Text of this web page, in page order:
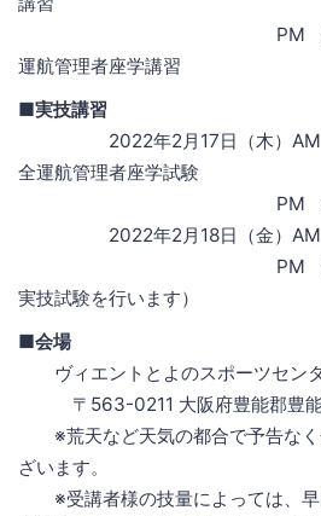
PM 無人航空機
運航管理者座学講習
■実技講習
2022年2月17日（木）AM
全運航管理者座学試験
PM 飛行
2022年2月18日（金）AM
PM 飛行実習（
実技試験を行います）
■会場
ヴィエントとよのスポーツセン
〒563-0211 大阪府豊能郡豊能
※荒天など天気の都合で予告なく
ざいます。
※受講者様の技量によっては、早